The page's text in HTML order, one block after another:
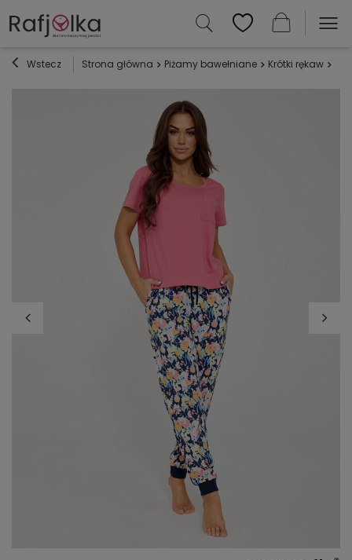
Wstecz Strona główna Piżamy bawełniane Krótki rękaw